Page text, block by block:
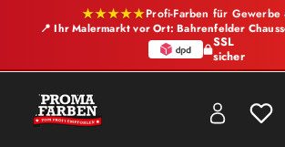
★★★★★Profi-Farben für Gewerbe
📍 Ihr Malermarkt vor Ort: Bahrenfelder
SSL
sicher